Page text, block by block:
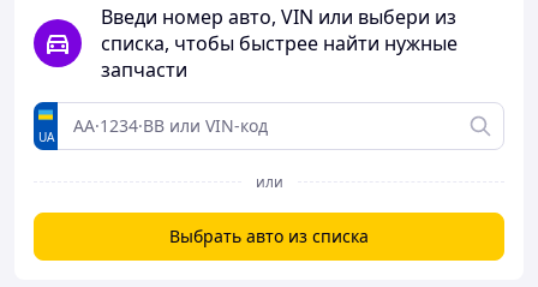
Введи номер авто, VIN или выбери из
списка, чтобы быстрее найти нужные
запчасти
UA
или
Выбрать авто из списка